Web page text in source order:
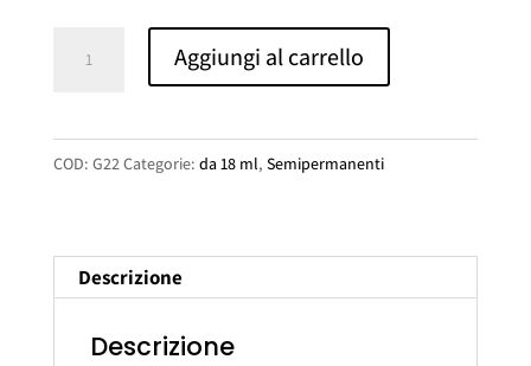
originale
era:
attuale
è:
Semipermanente
Color
-
Aggiungi al carrello
COD: G22Categorie: da 18 ml, Semipermanenti
Descrizione
Descrizione